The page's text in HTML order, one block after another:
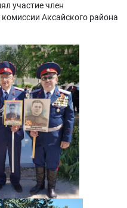
участие член
Аксайского района